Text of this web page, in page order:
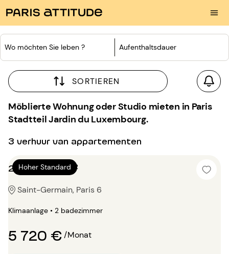
Wo möchten Sie leben ? Aufenthaltsdauer
SORTIEREN
Möblierte Wohnung oder Studio mieten in Paris
Stadtteil Jardin du Luxembourg.
3 verhuur van appartementen
Hoher Standard
2 Zimmer 92m²
Saint-Germain, Paris 6
Klimaanlage • 2 badezimmer
5 720 €/Monat